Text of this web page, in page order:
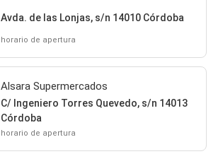
Avda. de las Lonjas, s/n 14010 Córdoba
horario de apertura
Alsara Supermercados
C/ Ingeniero Torres Quevedo, s/n 14013
Córdoba
horario de apertura